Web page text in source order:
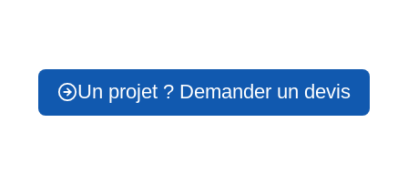
Un projet ? Demander un devis